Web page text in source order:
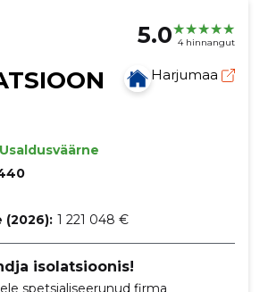
5.0 4 hinnangut
Harjumaa
Usaldusväärne
(2026): 1 221 048 €
isolatsioonis!
spetsialiseerunud firma